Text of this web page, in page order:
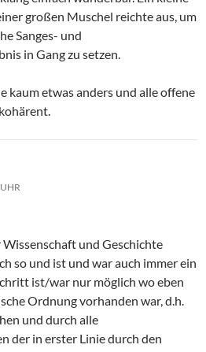
großen Muschel reichte aus, um
Sanges- und
in Gang zu setzen.
kaum etwas anders und alle offene
Wissenschaft und Geschichte
so und ist und war auch immer ein
ist/war nur möglich wo eben
Ordnung vorhanden war, d.h.
und durch alle
der in erster Linie durch den